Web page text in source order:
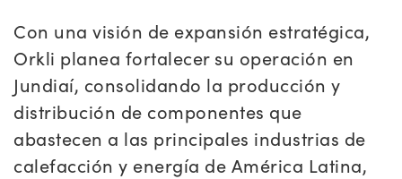
Con una visión de expansión estratégica,
Orkli planea fortalecer su operación en
Jundiaí, consolidando la producción y
distribución de componentes que
abastecen a las principales industrias de
calefacción y energía de América Latina,